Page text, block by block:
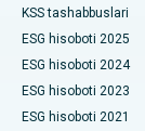
Hyderguda,
Vijay Nagar,
Suryaraopeta
Buyrak
KSS tashabbuslari
ESG hisoboti 2025
ESG hisoboti 2024
ESG hisoboti 2023
ESG hisoboti 2021